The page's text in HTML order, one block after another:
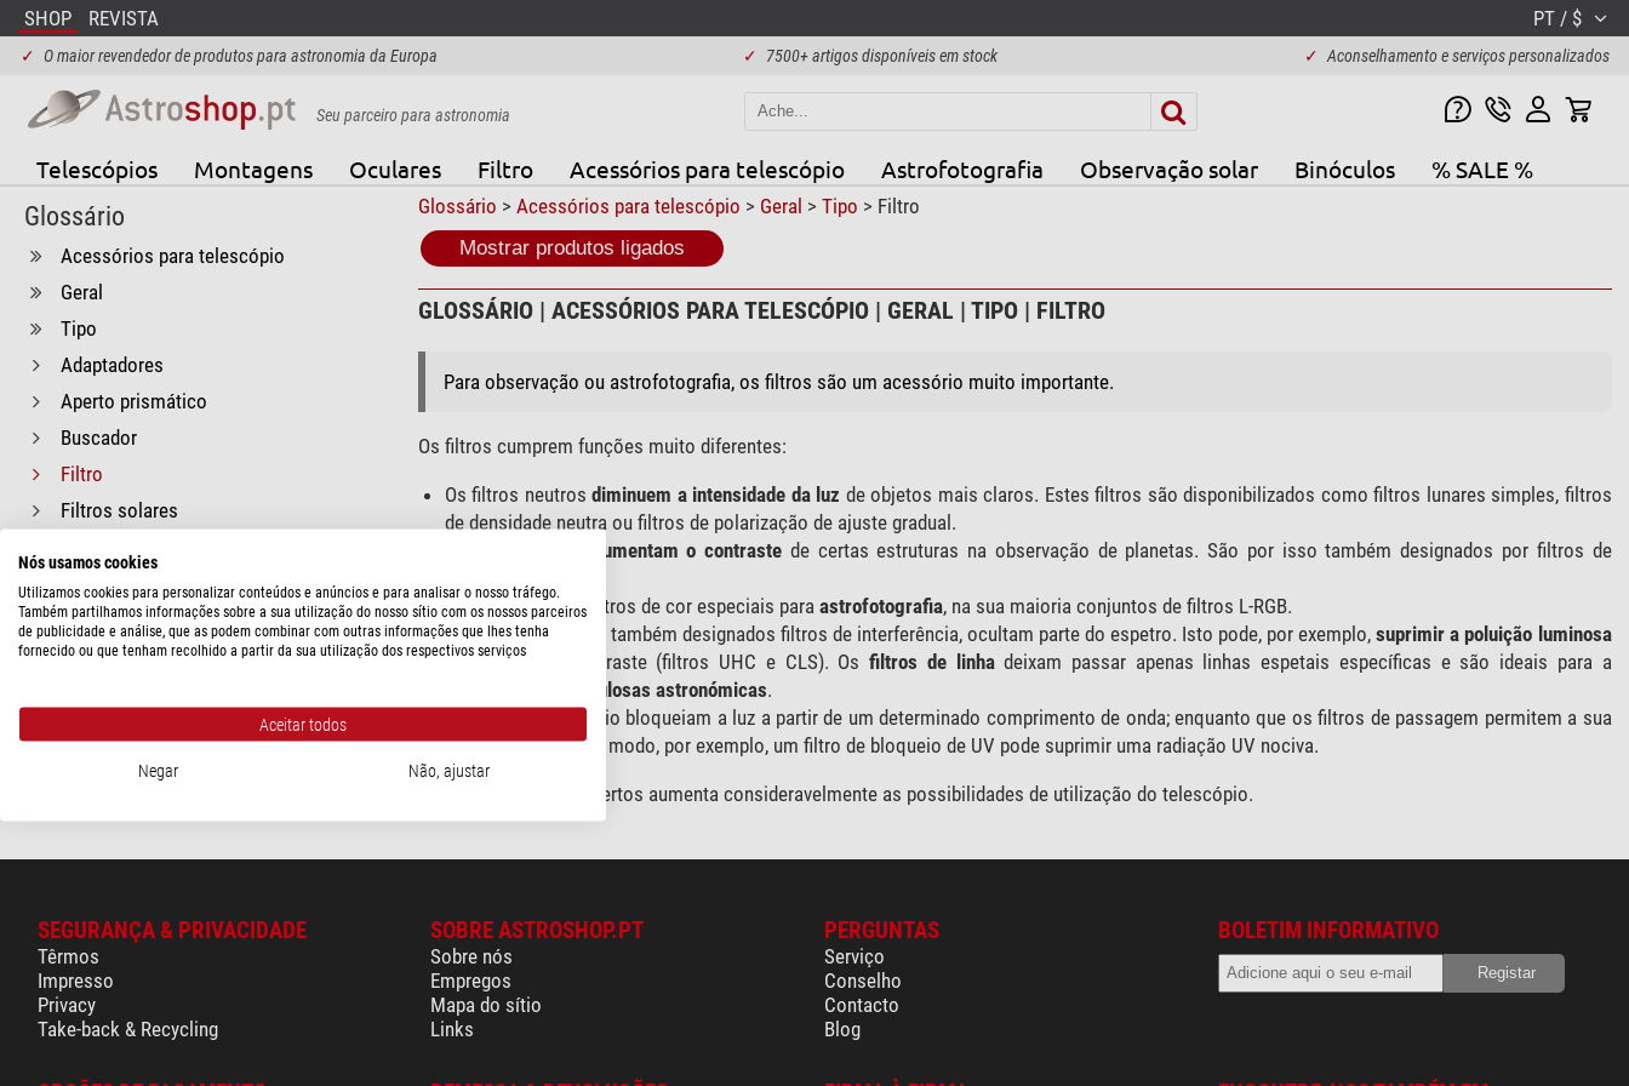
SHOP REVISTA PT / $
✓ O maior revendedor de produtos para astronomia da Europa ✓ 7500+ artigos disponíveis em stock ✓ Aconselhamento e serviços personalizados
Seu parceiro para astronomia
Telescópios Montagens Oculares Filtro Acessórios para telescópio Astrofotografia Observação solar Binóculos % SALE %
Glossário
Acessórios para telescópio
Geral
Tipo
Adaptadores
Aperto prismático
Buscador
Filtro
Filtros solares
Focador
Guiding
Máscaras
Glossário > Acessórios para telescópio > Geral > Tipo > Filtro
Mostrar produtos ligados
GLOSSÁRIO | ACESSÓRIOS PARA TELESCÓPIO | GERAL | TIPO | FILTRO
Para observação ou astrofotografia, os filtros são um acessório muito importante.
Os filtros cumprem funções muito diferentes:
Os filtros neutrosdiminuem a intensidade da luz de objetos mais claros. Estes filtros são disponibilizados como filtros lunares simples, filtros
de densidade neutra ou filtros de polarização de ajuste gradual.
aumentam o contraste de certas estruturas na observação de planetas. São por isso também designados por filtros de
Também existem filtros de cor especiais para astrofotografia, na sua maioria conjuntos de filtros L-RGB.
Os filtros nebulares, também designados filtros de interferência, ocultam parte do espetro. Isto pode, por exemplo,suprimir a poluição luminosa
e aumentar o contraste (filtros UHC e CLS). Osfiltros de linhadeixam passar apenas linhas espetais específicas e são ideais para a
nebulosas astronómicas.
Os filtros de bloqueio bloqueiam a luz a partir de um determinado comprimento de onda; enquanto que os filtros de passagem permitem a sua
transmissão. Deste modo, por exemplo, um filtro de bloqueio de UV pode suprimir uma radiação UV nociva.
A escolha dos filtros certos aumenta consideravelmente as possibilidades de utilização do telescópio.
SEGURANÇA & PRIVACIDADE
Têrmos
Impresso
Privacy
Take-back & Recycling
SOBRE ASTROSHOP.PT
Sobre nós
Empregos
Mapa do sítio
Links
PERGUNTAS
Serviço
Conselho
Contacto
Blog
BOLETIM INFORMATIVO
Nós usamos cookies
Utilizamos cookies para personalizar conteúdos e anúncios e para analisar o nosso tráfego.
Também partilhamos informações sobre a sua utilização do nosso sítio com os nossos parceiros
de publicidade e análise, que as podem combinar com outras informações que lhes tenha
fornecido ou que tenham recolhido a partir da sua utilização dos respectivos serviços
Aceitar todos
Negar Não, ajustar